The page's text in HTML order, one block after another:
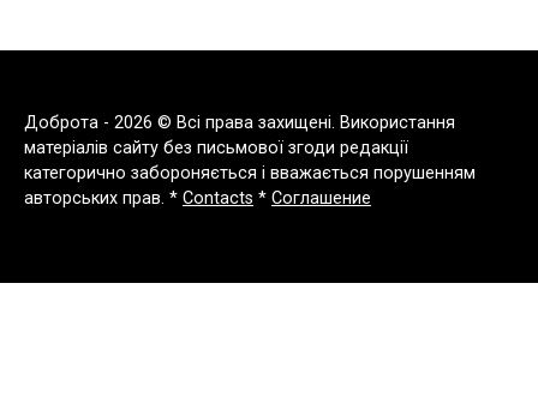
Доброта - 2026 © Всі права захищені. Використання
матеріалів сайту без письмової згоди редакції
категорично забороняється і вважається порушенням
авторських прав. * Contacts * Соглашение